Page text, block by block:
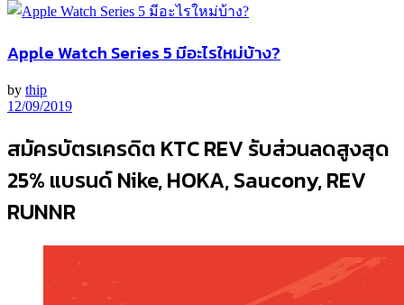
Apple Watch Series 5 มีอะไรใหม่บ้าง?
by thip
12/09/2019
สมัครบัตรเครดิต KTC REV รับส่วนลดสูงสุด
25% แบรนด์ Nike, HOKA, Saucony, REV
RUNNR